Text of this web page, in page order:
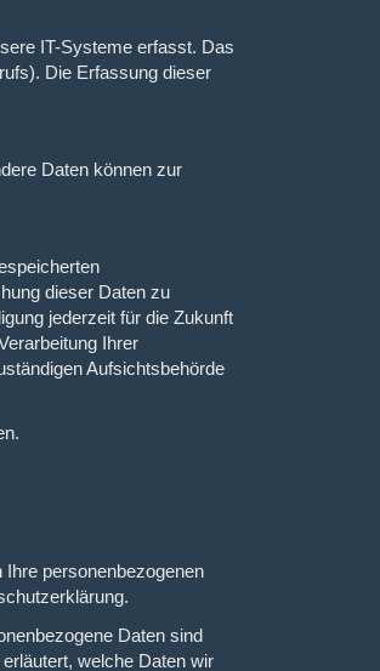
IT-Systeme erfasst. Das
Die Erfassung dieser
Daten können zur
dieser Daten zu
jederzeit für die Zukunft
Ihrer
Aufsichtsbehörde
personenbezogenen
Daten sind
welche Daten wir